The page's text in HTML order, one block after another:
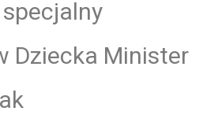
Dziecka Minister